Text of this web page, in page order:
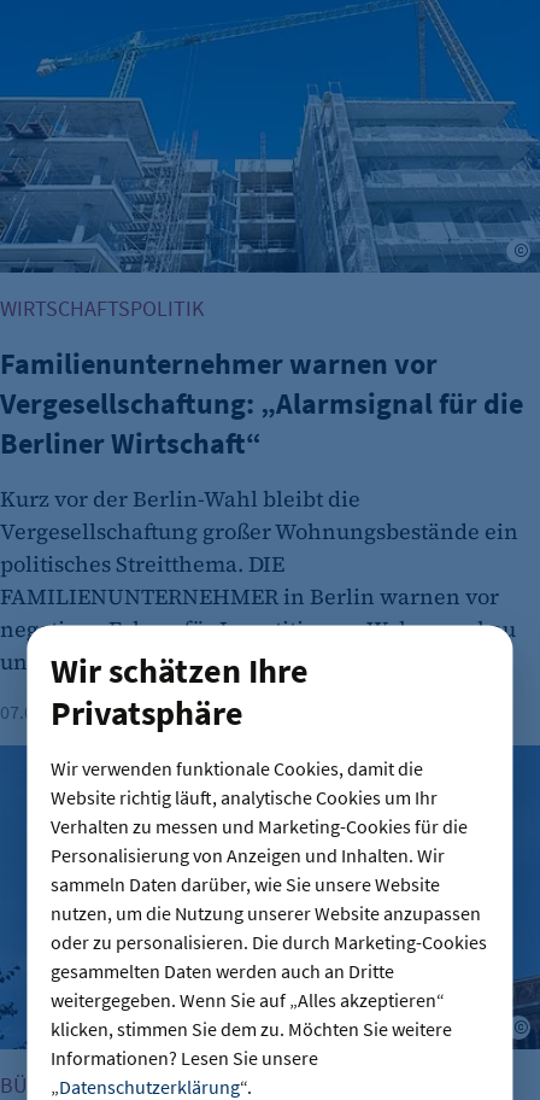
Wir schätzen Ihre
Privatsphäre
Wir verwenden funktionale Cookies, damit die
Website richtig läuft, analytische Cookies um Ihr
Verhalten zu messen und Marketing-Cookies für die
Personalisierung von Anzeigen und Inhalten. Wir
sammeln Daten darüber, wie Sie unsere Website
nutzen, um die Nutzung unserer Website anzupassen
oder zu personalisieren. Die durch Marketing-Cookies
gesammelten Daten werden auch an Dritte
weitergegeben. Wenn Sie auf „Alles akzeptieren“
klicken, stimmen Sie dem zu. Möchten Sie weitere
Informationen? Lesen Sie unsere
„Datenschutzerklärung“.
WIRTSCHAFTSPOLITIK
Familienunternehmer warnen vor
Vergesellschaftung: „Alarmsignal für die
Berliner Wirtschaft“
Kurz vor der Berlin-Wahl bleibt die
Vergesellschaftung großer Wohnungsbestände ein
politisches Streitthema. DIE
FAMILIENUNTERNEHMER in Berlin warnen vor
negativen Folgen für Investitionen, Wohnungsbau
und den Wirtschaftsstandort Berlin.
07.08.2026 Lesezeit: 3 Minuten
Verwaltungsreform: Zuständigkeitskatalog online
BÜROKRATIE